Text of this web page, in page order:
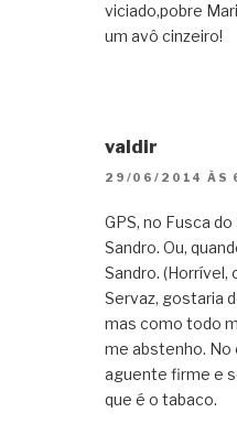
viciado,pobre
um avô cinzeiro!
valdir
29/06/2014 ÀS
GPS, no Fusca
Sandro. Ou,
Sandro. (Horrível,
Servaz, gostaria
mas como todo
me abstenho.
aguente firme e
que é o tabaco.